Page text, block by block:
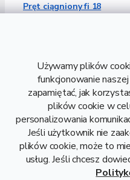
Używamy plików
funkcjonowanie
zapamiętać, jak
plików cookie w
personalizowania
Jeśli użytkownik nie
plików cookie, może to
usług. Jeśli chcesz
Pręt ciągniony fi 18
dostawa 3-10 dni
Pręt ciągniony fi 22
dostawa 3-10 dni
Pręt ciągniony fi 24
dostawa 3-10 dni